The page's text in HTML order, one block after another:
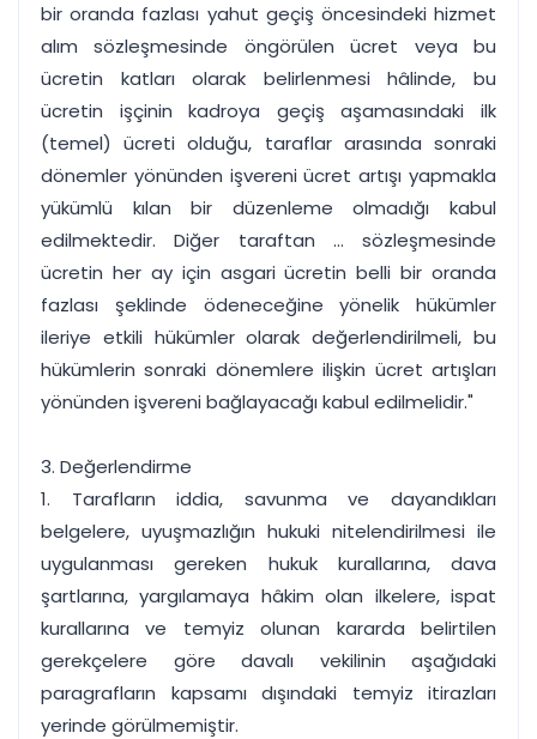
bir oranda fazlası yahut geçiş öncesindeki hizmet
alım sözleşmesinde öngörülen ücret veya bu
ücretin katları olarak belirlenmesi hâlinde, bu
ücretin işçinin kadroya geçiş aşamasındaki ilk
(temel) ücreti olduğu, taraflar arasında sonraki
dönemler yönünden işvereni ücret artışı yapmakla
yükümlü kılan bir düzenleme olmadığı kabul
edilmektedir. Diğer taraftan ... sözleşmesinde
ücretin her ay için asgari ücretin belli bir oranda
fazlası şeklinde ödeneceğine yönelik hükümler
ileriye etkili hükümler olarak değerlendirilmeli, bu
hükümlerin sonraki dönemlere ilişkin ücret artışları
yönünden işvereni bağlayacağı kabul edilmelidir."
3. Değerlendirme
1. Tarafların iddia, savunma ve dayandıkları
belgelere, uyuşmazlığın hukuki nitelendirilmesi ile
uygulanması gereken hukuk kurallarına, dava
şartlarına, yargılamaya hâkim olan ilkelere, ispat
kurallarına ve temyiz olunan kararda belirtilen
gerekçelere göre davalı vekilinin aşağıdaki
paragrafların kapsamı dışındaki temyiz itirazları
yerinde görülmemiştir.